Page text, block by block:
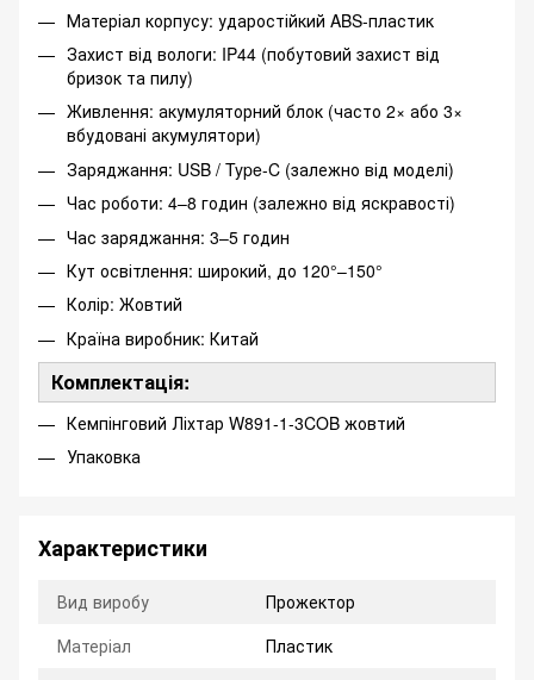
Матеріал корпусу: ударостійкий ABS-пластик
Захист від вологи: IP44 (побутовий захист від
бризок та пилу)
Живлення: акумуляторний блок (часто 2× або 3×
вбудовані акумулятори)
Заряджання: USB / Type-C (залежно від моделі)
Час роботи: 4–8 годин (залежно від яскравості)
Час заряджання: 3–5 годин
Кут освітлення: широкий, до 120°–150°
Колір: Жовтий
Країна виробник: Китай
Комплектація:
Кемпінговий Ліхтар W891-1-3COB жовтий
Упаковка
Характеристики
Вид виробу
Прожектор
Матеріал
Пластик